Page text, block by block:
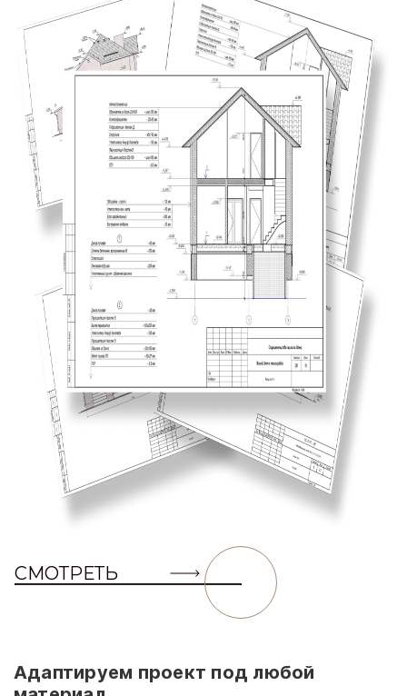
СМОТРЕТЬ
Адаптируем проект под любой